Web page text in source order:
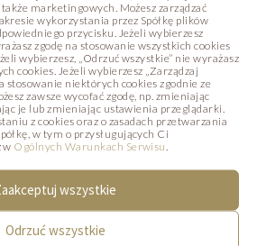
marketingowych. Możesz zarządzać
wykorzystania przez Spółkę plików
przycisku. Jeżeli wybierzesz
zgodę na stosowanie wszystkich cookies
wybierzesz, „Odrzuć wszystkie” nie wyrażasz
cookies. Jeżeli wybierzesz „Zarządzaj
stosowanie niektórych cookies zgodnie ze
zawsze wycofać zgodę, np. zmieniając
je lub zmieniając ustawienia przeglądarki.
z cookies oraz o zasadach przetwarzania
w tym o przysługujących Ci
w Ogólnych Warunkach Serwisu
wszystkie
Odrzuć wszystkie
utalentowaną i
cukiernictwa.
W swojej pracy
i stereotypy – łączy
i składniki, tworząc
receptur. Uwielbia
wegańskie i jest świetną
zakresie.